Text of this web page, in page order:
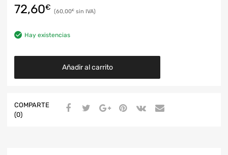
72,60€ 60,00€
Hay existencias
Añadir al carrito
COMPARTE
(0)